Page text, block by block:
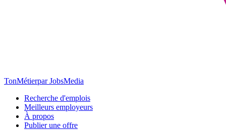
TonMétierpar JobsMedia
Recherche d'emplois
Meilleurs employeurs
À propos
Publier une offre